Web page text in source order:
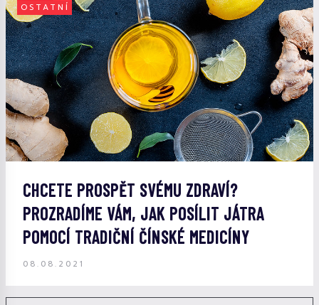
OSTATNÍ
CHCETE PROSPĚT SVÉMU ZDRAVÍ?
PROZRADÍME VÁM, JAK POSÍLIT JÁTRA
POMOCÍ TRADIČNÍ ČÍNSKÉ MEDICÍNY
08.08.2021